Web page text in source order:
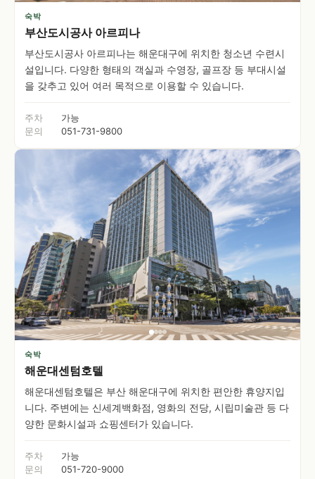
숙박
부산도시공사 아르피나
부산도시공사 아르피나는 해운대구에 위치한 청소년 수련시
설입니다. 다양한 형태의 객실과 수영장, 골프장 등 부대시설
을 갖추고 있어 여러 목적으로 이용할 수 있습니다.
주차
가능
문의
051-731-9800
숙박
해운대센텀호텔
해운대센텀호텔은 부산 해운대구에 위치한 편안한 휴양지입
니다. 주변에는 신세계백화점, 영화의 전당, 시립미술관 등 다
양한 문화시설과 쇼핑센터가 있습니다.
주차
가능
문의
051-720-9000